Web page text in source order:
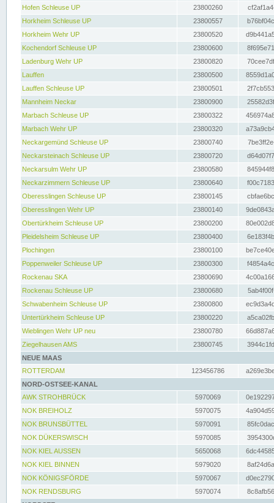
Hofen Schleuse UP
23800260
Horkheim Schleuse UP
23800557
Horkheim Wehr UP
23800520
Kochendorf Schleuse UP
23800600
Ladenburg Wehr UP
23800820
Lauffen
23800500
Lauffen Schleuse UP
23800501
Mannheim Neckar
23800900
Marbach Schleuse UP
23800322
Marbach Wehr UP
23800320
Neckargemünd Schleuse UP
23800740
Neckarsteinach Schleuse UP
23800720
Neckarsulm Wehr UP
23800580
Neckarzimmern Schleuse UP
23800640
Oberesslingen Schleuse UP
23800145
Oberesslingen Wehr UP
23800140
Obertürkheim Schleuse UP
23800200
Pleidelsheim Schleuse UP
23800400
Plochingen
23800100
Poppenweiler Schleuse UP
23800300
Rockenau SKA
23800690
Rockenau Schleuse UP
23800680
Schwabenheim Schleuse UP
23800800
Untertürkheim Schleuse UP
23800220
Wieblingen Wehr UP neu
23800780
Ziegelhausen AMS
23800745
NEUE MAAS
ROTTERDAM
123456786
NORD-OSTSEE-KANAL
AWK STROHBRÜCK
5970069
NOK BREIHOLZ
5970075
NOK BRUNSBÜTTEL
5970091
NOK DÜKERSWISCH
5970085
NOK KIEL AUSSEN
5650068
NOK KIEL BINNEN
5979020
NOK KÖNIGSFÖRDE
5970067
NOK RENDSBURG
5970074